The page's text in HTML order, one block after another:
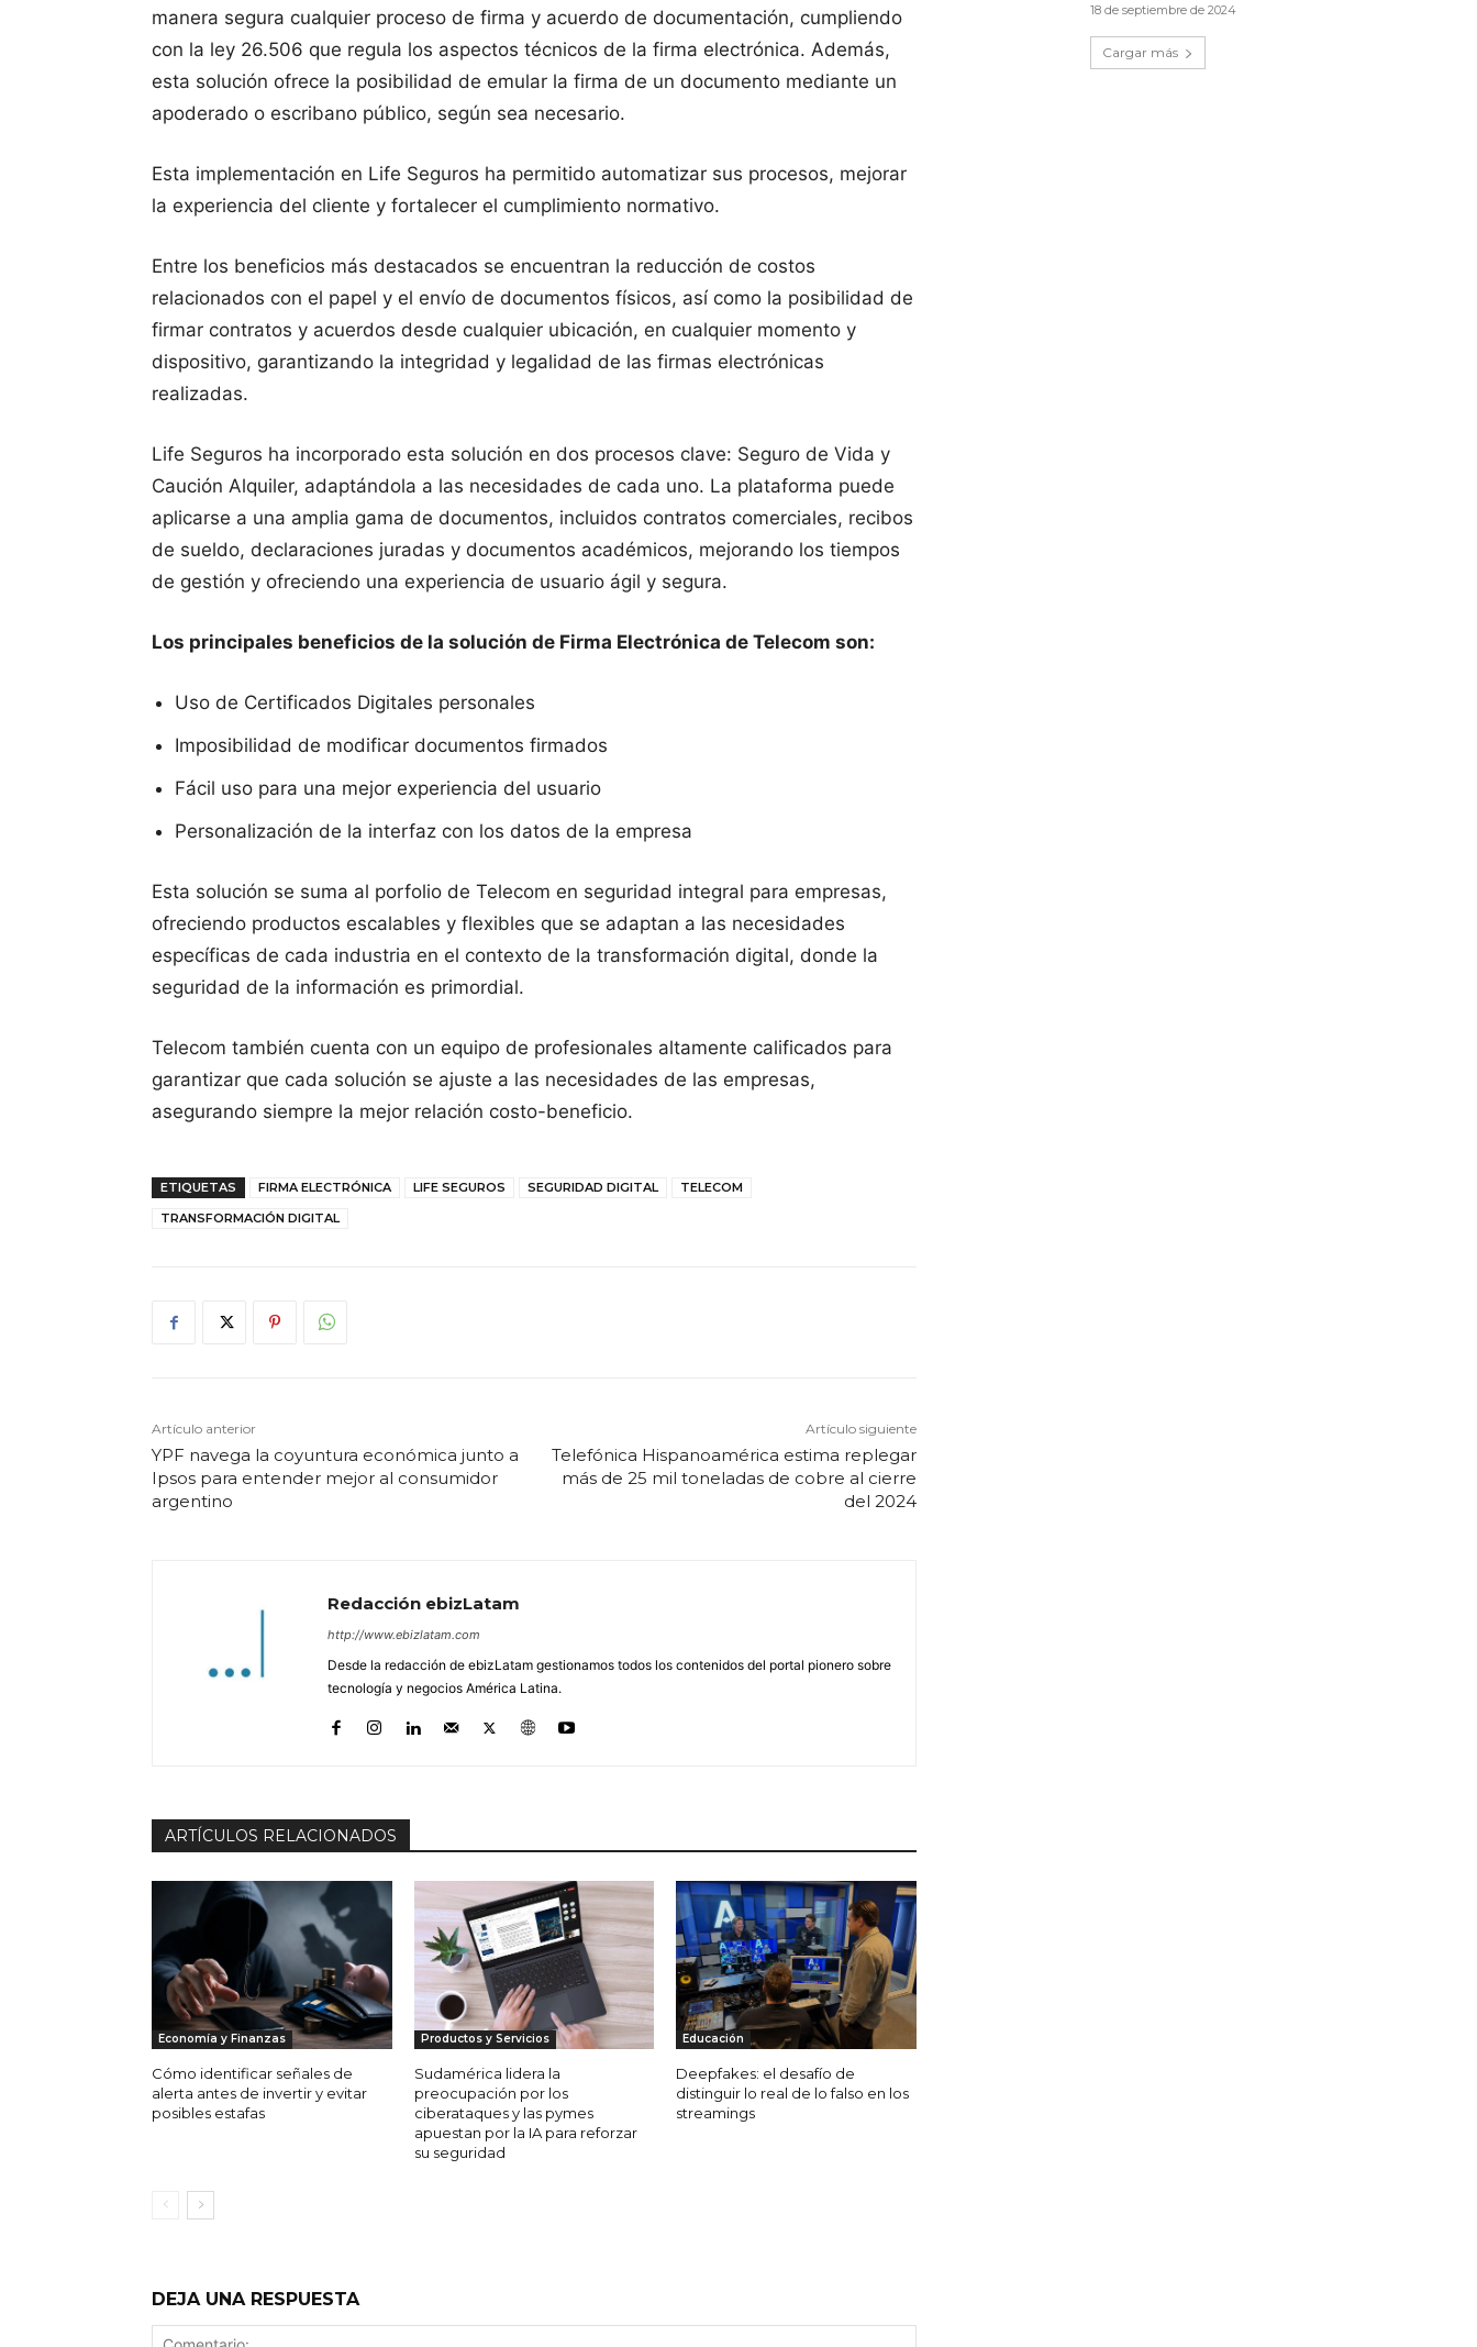
manera segura cualquier proceso de firma y acuerdo de documentación, cumpliendo
con la ley 26.506 que regula los aspectos técnicos de la firma electrónica. Además,
esta solución ofrece la posibilidad de emular la firma de un documento mediante un
apoderado o escribano público, según sea necesario.
Esta implementación en Life Seguros ha permitido automatizar sus procesos, mejorar
la experiencia del cliente y fortalecer el cumplimiento normativo.
Entre los beneficios más destacados se encuentran la reducción de costos
relacionados con el papel y el envío de documentos físicos, así como la posibilidad de
firmar contratos y acuerdos desde cualquier ubicación, en cualquier momento y
dispositivo, garantizando la integridad y legalidad de las firmas electrónicas
realizadas.
Life Seguros ha incorporado esta solución en dos procesos clave: Seguro de Vida y
Caución Alquiler, adaptándola a las necesidades de cada uno. La plataforma puede
aplicarse a una amplia gama de documentos, incluidos contratos comerciales, recibos
de sueldo, declaraciones juradas y documentos académicos, mejorando los tiempos
de gestión y ofreciendo una experiencia de usuario ágil y segura.
Los principales beneficios de la solución de Firma Electrónica de Telecom son:
Uso de Certificados Digitales personales
Imposibilidad de modificar documentos firmados
Fácil uso para una mejor experiencia del usuario
Personalización de la interfaz con los datos de la empresa
Esta solución se suma al porfolio de Telecom en seguridad integral para empresas,
ofreciendo productos escalables y flexibles que se adaptan a las necesidades
específicas de cada industria en el contexto de la transformación digital, donde la
seguridad de la información es primordial.
Telecom también cuenta con un equipo de profesionales altamente calificados para
garantizar que cada solución se ajuste a las necesidades de las empresas,
asegurando siempre la mejor relación costo-beneficio.
ETIQUETAS FIRMA ELECTRÓNICA LIFE SEGUROS SEGURIDAD DIGITAL
TELECOM
TRANSFORMACIÓN DIGITAL
Artículo anterior
YPF navega la coyuntura económica junto a
Ipsos para entender mejor al consumidor
argentino
Artículo siguiente
Telefónica Hispanoamérica estima replegar
más de 25 mil toneladas de cobre al cierre
del 2024
Redacción ebizLatam
http://www.ebizlatam.com
Desde la redacción de ebizLatam gestionamos todos los contenidos del portal pionero sobre
tecnología y negocios América Latina.
ARTÍCULOS RELACIONADOS
Economía y Finanzas
Cómo identificar señales de
alerta antes de invertir y evitar
posibles estafas
Productos y Servicios
Sudamérica lidera la
preocupación por los
ciberataques y las pymes
apuestan por la IA para reforzar
su seguridad
Educación
Deepfakes: el desafío de
distinguir lo real de lo falso en los
streamings
DEJA UNA RESPUESTA
18 de septiembre de 2024
Cargar más